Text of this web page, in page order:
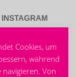
Cookies, um
während
navigieren. Von